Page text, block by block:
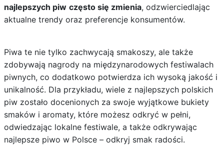
najlepszych piw często się zmienia, odzwierciedlając
aktualne trendy oraz preferencje konsumentów.
Piwa te nie tylko zachwycają smakoszy, ale także
zdobywają nagrody na międzynarodowych festiwalach
piwnych, co dodatkowo potwierdza ich wysoką jakość i
unikalność. Dla przykładu, wiele z najlepszych polskich
piw zostało docenionych za swoje wyjątkowe bukiety
smaków i aromaty, które możesz odkryć w pełni,
odwiedzając lokalne festiwale, a także odkrywając
najlepsze piwo w Polsce – odkryj smak radości.